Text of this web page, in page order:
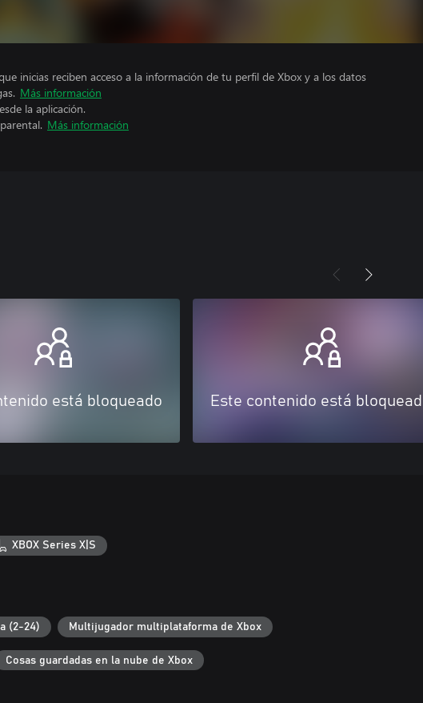
inicias reciben acceso a la información de tu perfil de Xbox y a los datos
Más información
la aplicación.
Más información
está bloqueado Este contenido está
XBOX Series X|S
(2-24) Multijugador multiplataforma de Xbox
Cosas guardadas en la nube de Xbox